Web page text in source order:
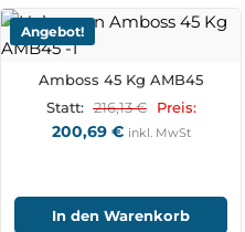
Angebot!
Amboss 45 Kg AMB45
Statt: 216,13€ Preis:
200,69 € inkl. MwSt
In den Warenkorb